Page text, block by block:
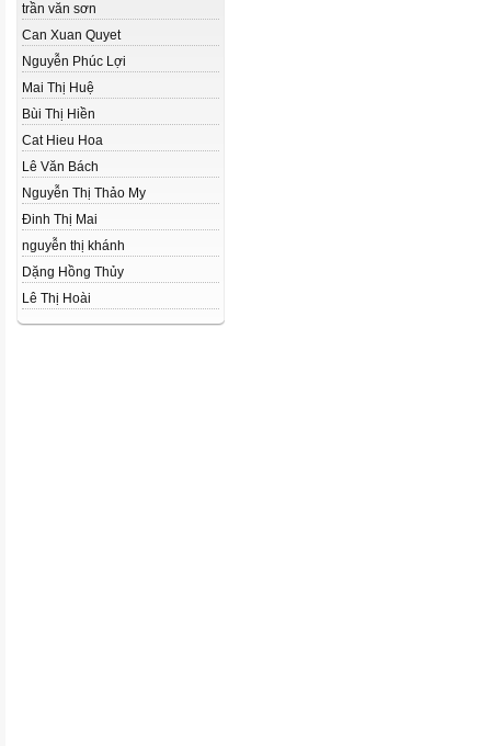
trần văn sơn
Can Xuan Quyet
Nguyễn Phúc Lợi
Mai Thị Huệ
Bùi Thị Hiền
Cat Hieu Hoa
Lê Văn Bách
Nguyễn Thị Thảo My
Đinh Thị Mai
nguyễn thị khánh
Dặng Hồng Thủy
Lê Thị Hoài